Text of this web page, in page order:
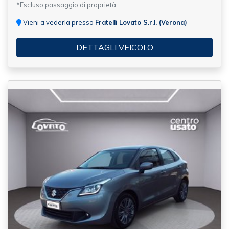
*Escluso passaggio di proprietà
Vieni a vederla presso Fratelli Lovato S.r.l. (Verona)
DETTAGLI VEICOLO